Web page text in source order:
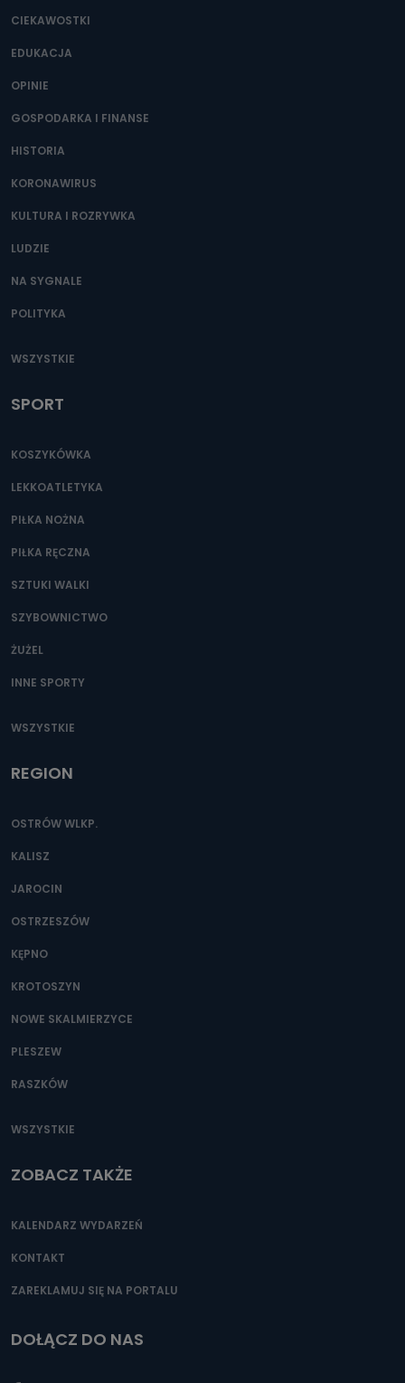
CIEKAWOSTKI
EDUKACJA
OPINIE
GOSPODARKA I FINANSE
HISTORIA
KORONAWIRUS
KULTURA I ROZRYWKA
LUDZIE
NA SYGNALE
POLITYKA
WSZYSTKIE
SPORT
KOSZYKÓWKA
LEKKOATLETYKA
PIŁKA NOŻNA
PIŁKA RĘCZNA
SZTUKI WALKI
SZYBOWNICTWO
ŻUŻEL
INNE SPORTY
WSZYSTKIE
REGION
OSTRÓW WLKP.
KALISZ
JAROCIN
OSTRZESZÓW
KĘPNO
KROTOSZYN
NOWE SKALMIERZYCE
PLESZEW
RASZKÓW
WSZYSTKIE
ZOBACZ TAKŻE
KALENDARZ WYDARZEŃ
KONTAKT
ZAREKLAMUJ SIĘ NA PORTALU
DOŁĄCZ DO NAS